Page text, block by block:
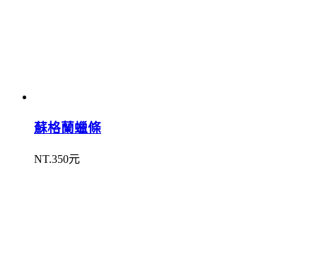
蘇格蘭蠟條
NT.350元